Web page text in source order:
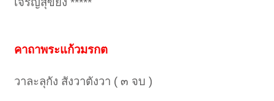
คาถาพระแก้วมรกต
วาละลุกัง สังวาตังวา ( ๓ จบ )